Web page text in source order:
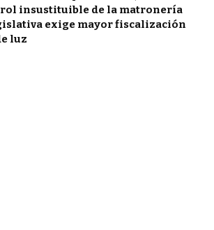
insustituible de la matronería
exige mayor fiscalización
luz